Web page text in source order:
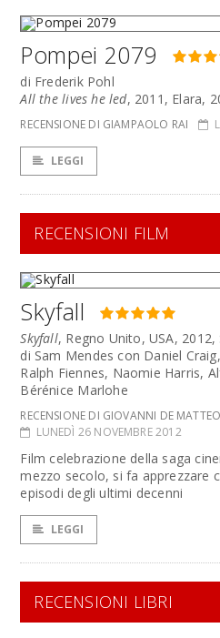
Pompei 2079
di Frederik Pohl
All the lives he led, 2011, Elara,
RECENSIONE DI GIAMPAOLO RAI
LEGGI
RECENSIONI FILM
Skyfall
Skyfall, Regno Unito, USA, 2012,
di Sam Mendes con Daniel
Ralph Fiennes, Naomie Harris,
Bérénice Marlohe
RECENSIONE DI GIOVANNI DE MATTEO
LUNEDÌ 26 NOVEMBRE 2012
Film celebrazione della saga
mezzo secolo, si fa apprezzare
episodi degli ultimi decenni
LEGGI
RECENSIONI LIBRI